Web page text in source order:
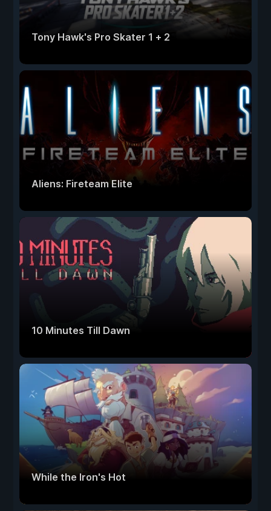
Tony Hawk's Pro Skater 1 + 2
Aliens: Fireteam Elite
10 Minutes Till Dawn
While the Iron's Hot